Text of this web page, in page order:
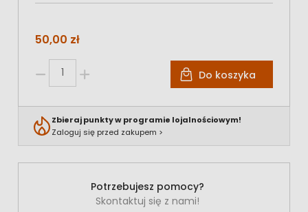
50,00 zł
Do koszyka
Zbieraj punkty w programie lojalnościowym!
Zaloguj się przed zakupem >
Potrzebujesz pomocy?
Skontaktuj się z nami!